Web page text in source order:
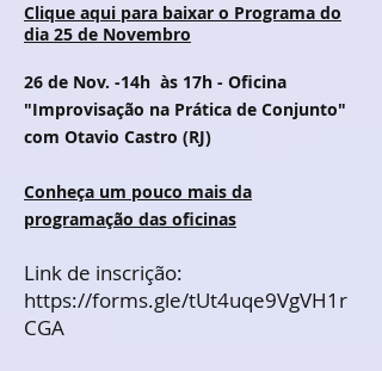
Clique aqui para baixar o Programa do
dia 25 de Novembro
26 de Nov. -14h às 17h - Oficina
"Improvisação na Prática de Conjunto"
com Otavio Castro (RJ)
Conheça um pouco mais da
programação das oficinas
Link de inscrição:
https://forms.gle/tUt4uqe9VgVH1r
CGA